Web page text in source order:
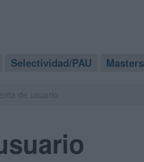
Selectividad/PAU Masters